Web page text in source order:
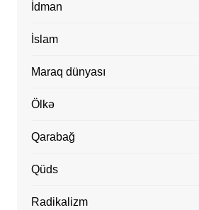
İdman
İslam
Maraq dünyası
Ölkə
Qarabağ
Qüds
Radikalizm